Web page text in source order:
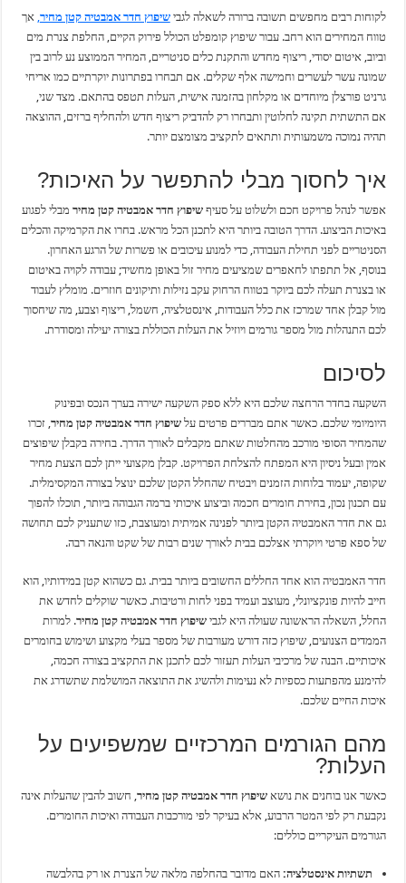
לקוחות רבים מחפשים תשובה ברורה לשאלה לגבישיפוץ חדר אמבטיה קטן מחיר אך
טווח המחירים הוא רחב. עבור שיפוץ קומפלט הכולל פירוק הקיים, החלפת צנרת מים
וביוב, איטום יסודי, ריצוף מחדש והתקנת כלים סניטריים, המחיר הממוצע נע לרוב בין
שמונה עשר לעשרים וחמישה אלף שקלים. אם תבחרו בפתרונות יוקרתיים כמו אריחי
גרניט פורצלן מיוחדים או מקלחון בהזמנה אישית, העלות תטפס בהתאם. מצד שני,
אם התשתית תקינה לחלוטין ותבחרו רק להדביק ריצוף חדש ולהחליף ברזים, ההוצאה
תהיה נמוכה משמעותית ותתאים לתקציב מצומצם יותר.
איך לחסוך מבלי להתפשר על האיכות?
אפשר לנהל פרויקט חכם ולשלוט על סעיףשיפוץ חדר אמבטיה קטן מחיר מבלי לפגוע
באיכות הביצוע. הדרך הטובה ביותר היא לתכנן הכל מראש. בחרו את הקרמיקה והכלים
הסניטריים לפני תחילת העבודה, כדי למנוע עיכובים או פשרות של הרגע האחרון.
בנוסף, אל תתפתו לחאפרים שמציעים מחיר זול באופן מחשיד; עבודה לקויה באיטום
או בצנרת תעלה לכם ביוקר בטווח הרחוק עקב נזילות ותיקונים חוזרים. מומלץ לעבוד
מול קבלן אחד שמרכז את כלל העבודות, אינסטלציה, חשמל, ריצוף וצבע, מה שיחסוך
לכם התנהלות מול מספר גורמים ויוזיל את העלות הכוללת בצורה יעילה ומסודרת.
לסיכום
השקעה בחדר הרחצה שלכם היא ללא ספק השקעה ישירה בערך הנכס ובפינוק
היומיומי שלכם. כאשר אתם מבררים פרטים עלשיפוץ חדר אמבטיה קטן מחיר , זכרו
שהמחיר הסופי מורכב מהחלטות שאתם מקבלים לאורך הדרך. בחירה בקבלן שיפוצים
אמין ובעל ניסיון היא המפתח להצלחת הפרויקט. קבלן מקצועי ייתן לכם הצעת מחיר
שקופה, יעמוד בלוחות הזמנים ויבטיח שהחלל הקטן שלכם ינוצל בצורה המקסימלית.
עם תכנון נכון, בחירת חומרים חכמה וביצוע איכותי ברמה הגבוהה ביותר, תוכלו להפוך
גם את חדר האמבטיה הקטן ביותר לפנינה אמיתית ומעוצבת, כזו שתעניק לכם תחושה
של ספא פרטי ויוקרתי אצלכם בבית לאורך שנים רבות של שקט והנאה רבה.
חדר האמבטיה הוא אחד החללים החשובים ביותר בבית. גם כשהוא קטן במידותיו, הוא
חייב להיות פונקציונלי, מעוצב ועמיד בפני לחות ורטיבות. כאשר שוקלים לחדש את
החלל, השאלה הראשונה שעולה היא לגבישיפוץ חדר אמבטיה קטן מחיר. למרות
הממדים הצנועים, שיפוץ כזה דורש מעורבות של מספר בעלי מקצוע ושימוש בחומרים
איכותיים. הבנה של מרכיבי העלות תעזור לכם לתכנן את התקציב בצורה חכמה,
להימנע מהפתעות כספיות לא נעימות ולהשיג את התוצאה המושלמת שתשדרג את
איכות החיים שלכם.
מהם הגורמים המרכזיים שמשפיעים על
העלות?
כאשר אנו בוחנים את נושאשיפוץ חדר אמבטיה קטן מחיר , חשוב להבין שהעלות אינה
נקבעת רק לפי המטר הרבוע, אלא בעיקר לפי מורכבות העבודה ואיכות החומרים.
הגורמים העיקריים כוללים:
תשתיות אינסטלציה: האם מדובר בהחלפה מלאה של הצנרת או רק בהלבשה